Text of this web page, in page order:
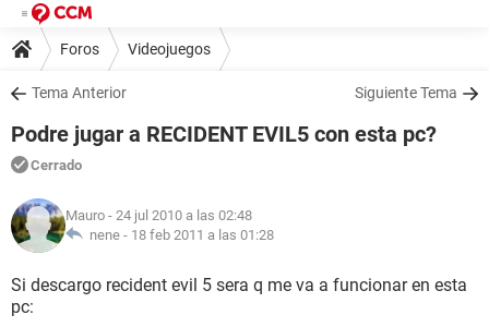
Foros Videojuegos
Tema Anterior Siguiente Tema
Podre jugar a RECIDENT EVIL5 con esta pc?
Cerrado
Mauro - 24 jul 2010 a las 02:48
nene - 18 feb 2011 a las 01:28
Si descargo recident evil 5 sera q me va a funcionar en esta
pc: